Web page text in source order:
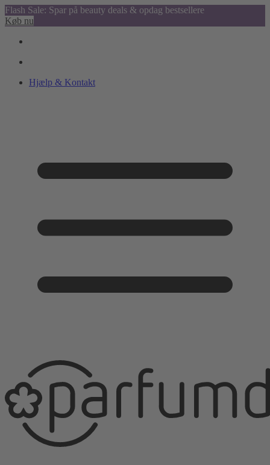
Flash Sale: Spar på beauty deals & opdag bestsellere
Køb nu
Hjælp & Kontakt